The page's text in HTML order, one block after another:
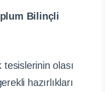
Bilinçli
tesislerinin olası
hazırlıkları